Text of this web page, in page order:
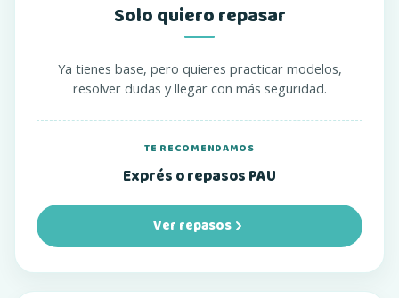
Solo quiero repasar
Ya tienes base, pero quieres practicar modelos,
resolver dudas y llegar con más seguridad.
TE RECOMENDAMOS
Exprés o repasos PAU
Ver repasos